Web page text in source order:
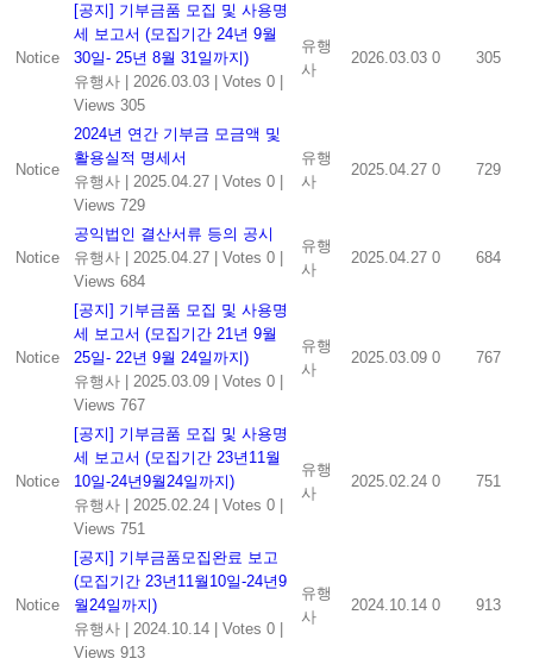
Notice
[공지] 기부금품 모집 및 사용명
세 보고서 (모집기간 24년 9월
30일- 25년 8월 31일까지)
유행사
2026.03.03 Votes 0
Views 305
유행
사
2026.03.03 0 305
Notice
2024년 연간 기부금 모금액 및
활용실적 명세서
유행사
2025.04.27 Votes 0
Views 729
유행
사
2025.04.27 0 729
Notice
공익법인 결산서류 등의 공시
유행사
2025.04.27 Votes 0
Views 684
유행
사
2025.04.27 0 684
Notice
[공지] 기부금품 모집 및 사용명
세 보고서 (모집기간 21년 9월
25일- 22년 9월 24일까지)
유행사
2025.03.09 Votes 0
Views 767
유행
사
2025.03.09 0 767
Notice
[공지] 기부금품 모집 및 사용명
세 보고서 (모집기간 23년11월
10일-24년9월24일까지)
유행사
2025.02.24 Votes 0
Views 751
유행
사
2025.02.24 0 751
Notice
[공지] 기부금품모집완료 보고
(모집기간 23년11월10일-24년9
월24일까지)
유행사
2024.10.14 Votes 0
Views 913
유행
사
2024.10.14 0 913